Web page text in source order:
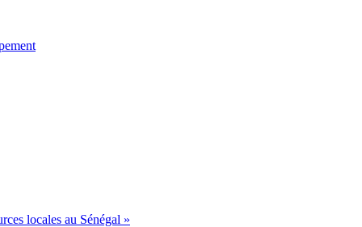
locales au Sénégal »